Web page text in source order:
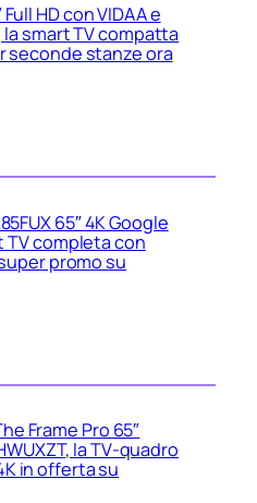
Full HD con VIDAA e
smart TV compatta
seconde stanze ora
65″ 4K Google
TV completa con
super promo su
Frame Pro 65″
la TV‑quadro
in offerta su